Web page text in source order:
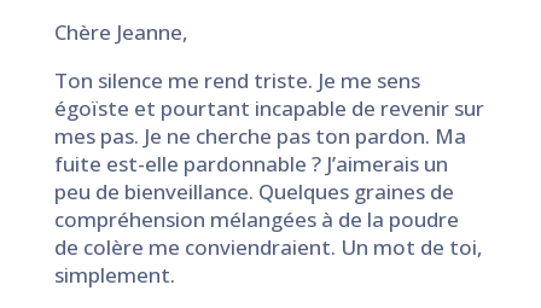
Chère Jeanne,
Ton silence me rend triste. Je me sens
égoïste et pourtant incapable de revenir sur
mes pas. Je ne cherche pas ton pardon. Ma
fuite est-elle pardonnable ? J’aimerais un
peu de bienveillance. Quelques graines de
compréhension mélangées à de la poudre
de colère me conviendraient. Un mot de toi,
simplement.